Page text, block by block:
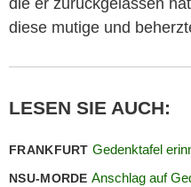
die er zurückgelassen
diese mutige und
LESEN SIE AUCH:
FRANKFURT Gedenktafel
NSU-MORDE Anschlag auf